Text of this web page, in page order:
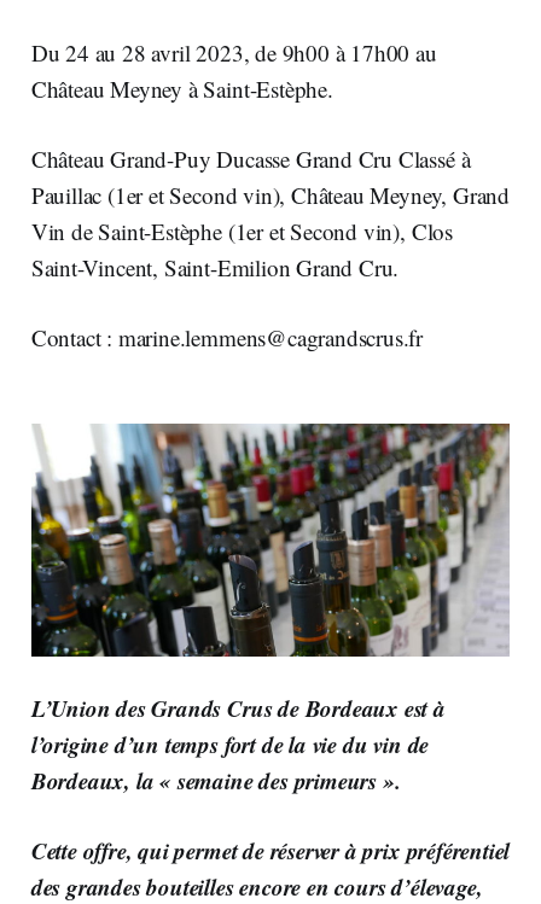
Du 24 au 28 avril 2023, de 9h00 à 17h00 au
Château Meyney à Saint-Estèphe.
Château Grand-Puy Ducasse Grand Cru Classé à
Pauillac (1er et Second vin), Château Meyney, Grand
Vin de Saint-Estèphe (1er et Second vin), Clos
Saint-Vincent, Saint-Emilion Grand Cru.
Contact : marine.lemmens@cagrandscrus.fr
L’Union des Grands Crus de Bordeaux est à
l’origine d’un temps fort de la vie du vin de
Bordeaux, la « semaine des primeurs ».
Cette offre, qui permet de réserver à prix préférentiel
des grandes bouteilles encore en cours d’élevage,